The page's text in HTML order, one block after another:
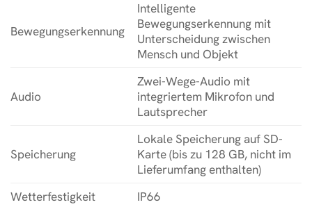
Bewegungserkennung
Intelligente
Bewegungserkennung mit
Unterscheidung zwischen
Mensch und Objekt
Audio
Zwei-Wege-Audio mit
integriertem Mikrofon und
Lautsprecher
Speicherung
Lokale Speicherung auf SD-
Karte (bis zu 128 GB, nicht im
Lieferumfang enthalten)
Wetterfestigkeit
IP66